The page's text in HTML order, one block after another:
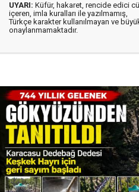
UYARI: Küfür, hakaret, rencide edici
içeren, imla kuralları ile yazılmamış,
Türkçe karakter kullanılmayan ve
onaylanmamaktadır.